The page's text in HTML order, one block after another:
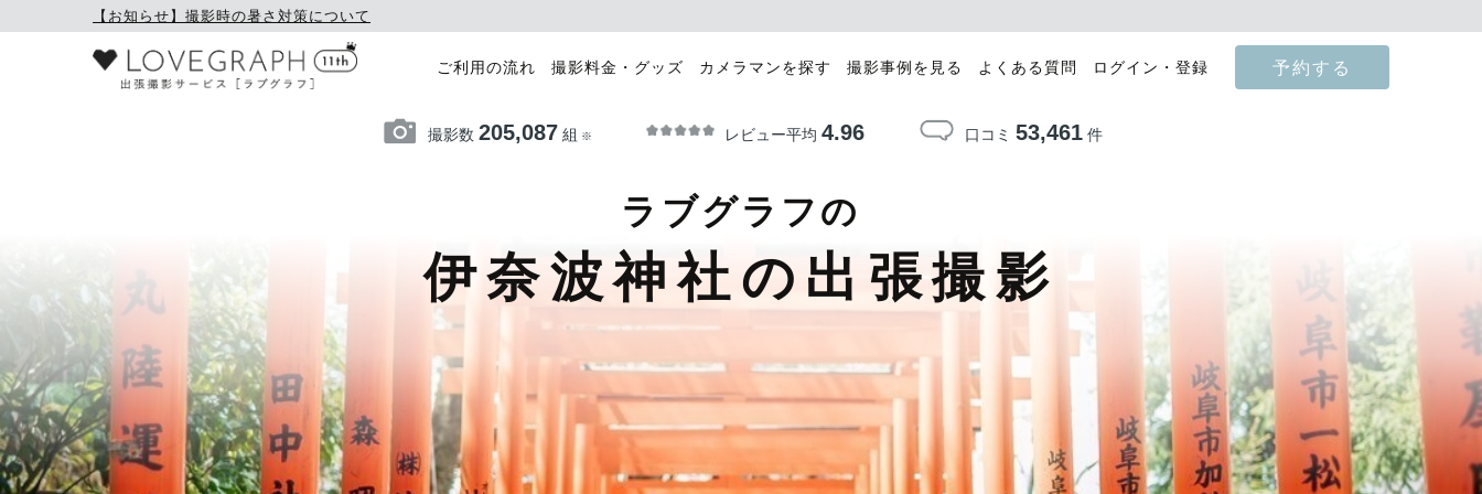
【お知らせ】撮影時の暑さ対策について
ご利用の流れ 撮影料金・グッズ カメラマンを探す 撮影事例を見る よくある質問 ログイン・登録 予約する
撮影数 205,087 組 ※ レビュー平均 4.96 口コミ 53,461件
ラブグラフの
伊奈波神社の出張撮影